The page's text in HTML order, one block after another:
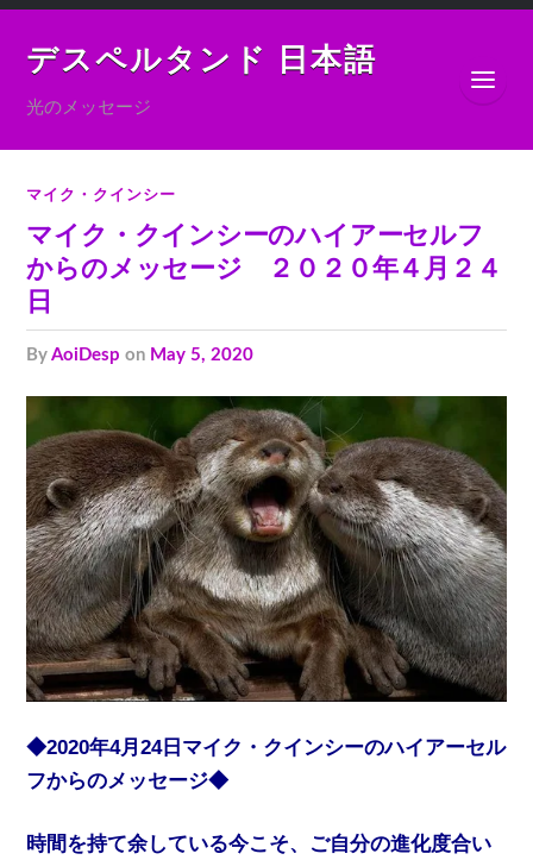
デスペルタンド 日本語
光のメッセージ
マイク・クインシー
マイク・クインシーのハイアーセルフ
からのメッセージ ２０２０年４月２４
日
byAoiDesp on May 5, 2020
◆2020年4月24日マイク・クインシーのハイアーセル
フからのメッセージ◆
時間を持て余している今こそ、ご自分の進化度合い